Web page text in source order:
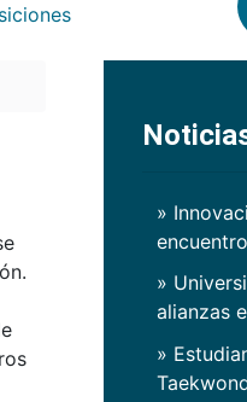
»
»
alianzas
»